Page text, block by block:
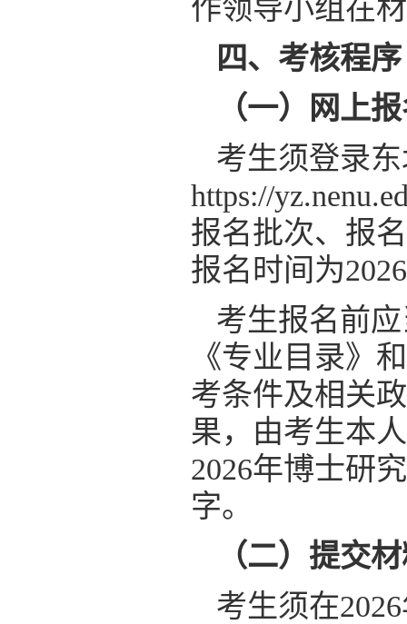
作领导小组在
四、考核程序
（一）网上
考生须登录
https://
报名批次、报
报名时间为
考生报名前
《专业目录》
考条件及相关
果，由考生本
2026年博士研
字。
（二）提交
考生须在